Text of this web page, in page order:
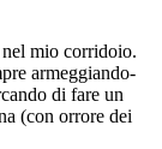
mio corridoio.
armeggiando-
di fare un
(con orrore dei